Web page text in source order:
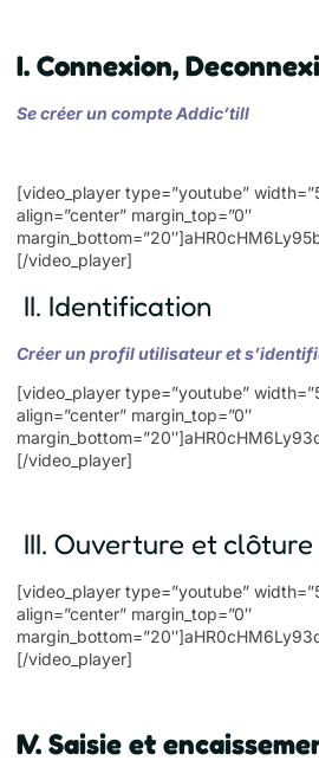
I. Connexion,
Se créer un compte Addic’till
[video_player type=”youtube”
align=”center” margin_top=”0″
[/video_player]
II. Identification
Créer un profil utilisateur et
[video_player type=”youtube”
align=”center” margin_top=”0″
[/video_player]
III. Ouverture et clôture
[video_player type=”youtube”
align=”center” margin_top=”0″
[/video_player]
IV. Saisie et